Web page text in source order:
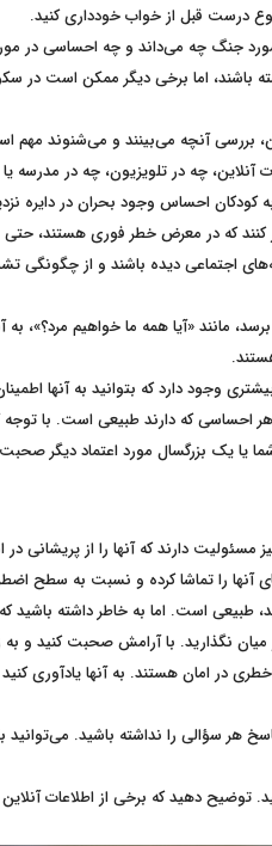
درست قبل از خواب خودداری کنید.
جنگ چه می‌داند و چه احساسی در
باشند، اما برخی دیگر ممکن است در
بررسی آنچه می‌بینند و می‌شنوند
چه در تلویزیون، چه در مدرسه یا
کودکان احساس وجود بحران در دایره
که در معرض خطر فوری هستند، حتی
اجتماعی دیده باشند و از چگونگی
مانند «آیا همه ما خواهیم مرد؟»،
وجود دارد که بتوانید به آنها
هر احساسی که دارند طبیعی است. با
یا یک بزرگسال مورد اعتماد دیگر
مسئولیت دارند که آنها را از پریشانی
آنها را تماشا کرده و نسبت به سطح
طبیعی است. اما به خاطر داشته باشید
نگذارید. با آرامش صحبت کنید و
خطری در امان هستند. به آنها یادآوری
هر سؤالی را نداشته باشید.
توضیح دهید که برخی از اطلاعات